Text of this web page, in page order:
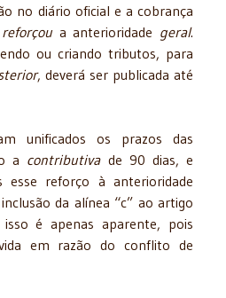
no diário oficial e a cobrança
reforçoua anterioridade geral.
ou criando tributos, para
, deverá ser publicada até
unificados os prazos das
a contributivade 90 dias, e
reforço à anterioridade
da alínea “c” ao artigo
é apenas aparente, pois
em razão do conflito de